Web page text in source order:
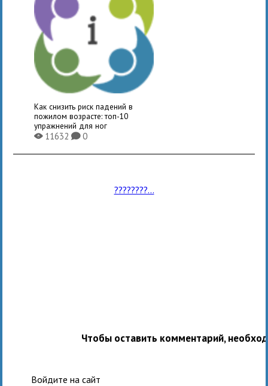
Как снизить риск падений в
пожилом возрасте: топ-10
упражнений для ног
X11632K0
????????...
Чтобы оставить комментарий,
Войдите на сайт